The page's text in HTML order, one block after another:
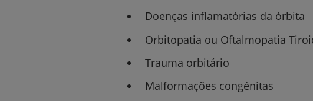
Doenças inflamatórias da órbita
Orbitopatia ou Oftalmopatia
Trauma orbitário
Malformações congénitas